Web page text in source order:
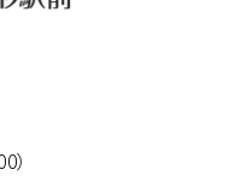
）